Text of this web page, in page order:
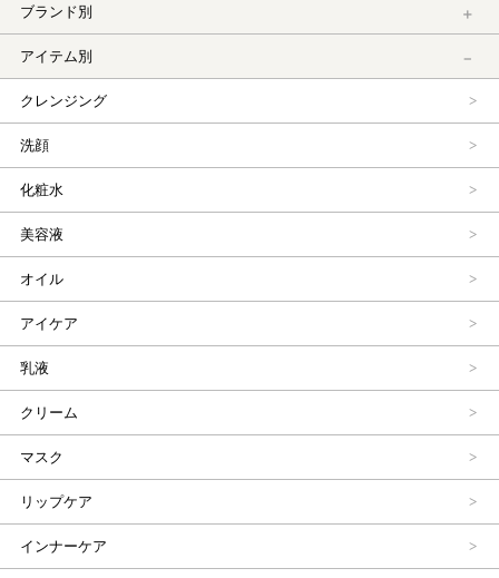
ブランド別
アイテム別
クレンジング
洗顔
化粧水
美容液
オイル
アイケア
乳液
クリーム
マスク
リップケア
インナーケア